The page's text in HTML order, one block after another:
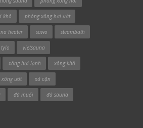
khô phòng xông hơi ướt
heater sawo steambath
tylo vietsauna
xông hơi lạnh xông khô
xông ướt xả cặn
đá muối đá sauna